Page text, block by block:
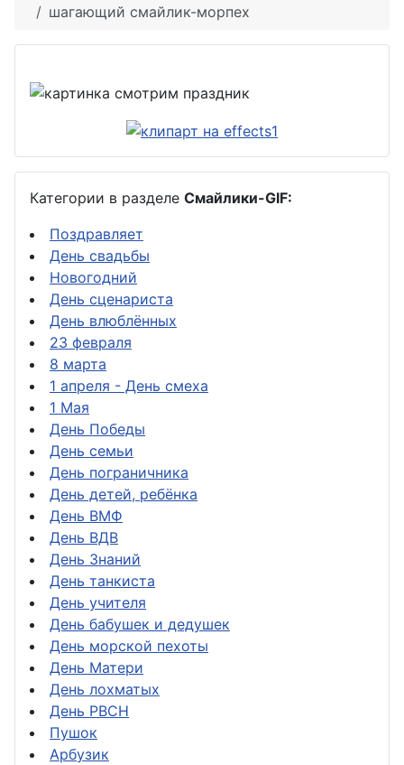
шагающий смайлик-морпех
Категории в разделе Смайлики-GIF:
Поздравляет
День свадьбы
Новогодний
День сценариста
День влюблённых
23 февраля
8 марта
1 апреля - День смеха
1 Мая
День Победы
День семьи
День пограничника
День детей, ребёнка
День ВМФ
День ВДВ
День Знаний
День танкиста
День учителя
День бабушек и дедушек
День морской пехоты
День Матери
День лохматых
День РВСН
Пушок
Арбузик